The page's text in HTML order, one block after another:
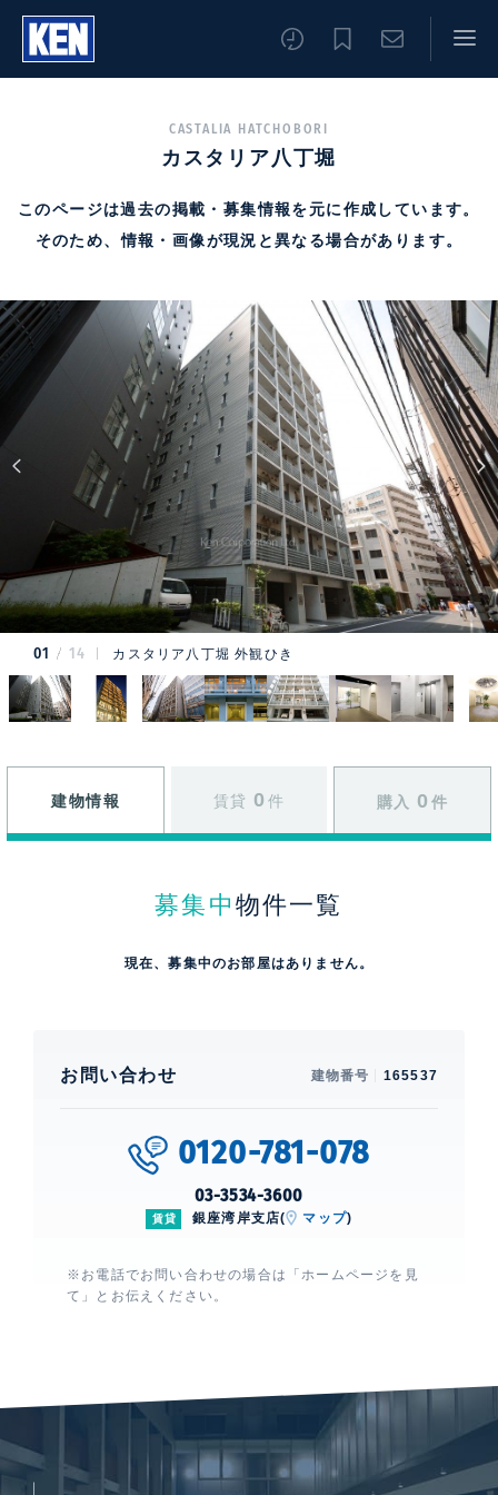
CASTALIA HATCHOBORI
カスタリア八丁堀
このページは過去の掲載・募集情報を元に作成しています。
そのため、情報・画像が現況と異なる場合があります。
01 14 カスタリア八丁堀 外観ひき
建物情報 賃貸 0 件 購入 0 件
募集中 物件一覧
現在、募集中のお部屋はありません。
お問い合わせ 建物番号 165537
0120-781-078
03-3534-3600
賃貸 銀座湾岸支店( マップ)
※お電話でお問い合わせの場合は「ホームページを見
て」とお伝えください。